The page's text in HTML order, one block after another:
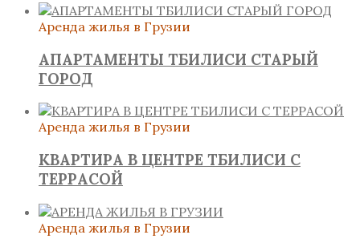
Аренда жилья в Грузии
АПАРТАМЕНТЫ ТБИЛИСИ СТАРЫЙ
ГОРОД
Аренда жилья в Грузии
КВАРТИРА В ЦЕНТРЕ ТБИЛИСИ С
ТЕРРАСОЙ
Аренда жилья в Грузии